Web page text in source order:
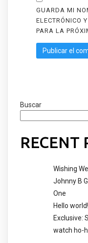
GUARDA MI
ELECTRÓNICO
PARA LA
Buscar
RECENT
Wishing Well
Johnny B
One
Hello world!
Exclusive:
watch ho-